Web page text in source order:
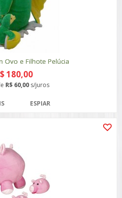
Ovo e Filhote Pelúcia
180,00
R$ 60,00 s/juros
ESPIAR